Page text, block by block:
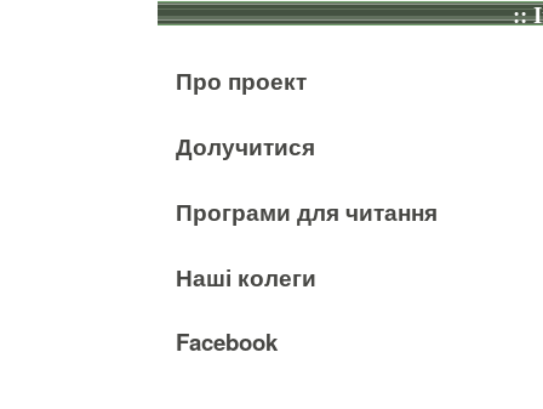
::
Про проект
Долучитися
Програми для читання
Наші колеги
Facebook